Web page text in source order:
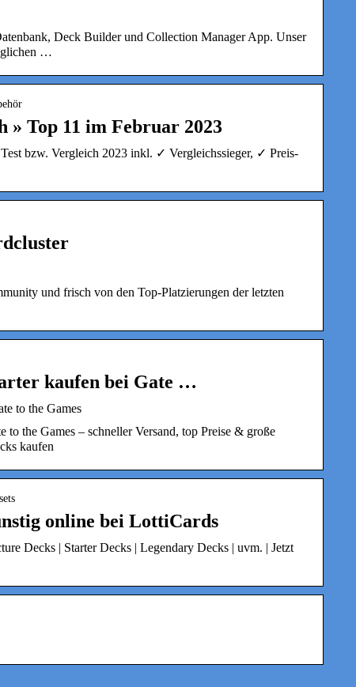
Deck Builder und Collection Manager App. Unser
…
» Top 11 im Februar 2023
bzw. Vergleich 2023 inkl. ✓ Vergleichssieger, ✓ Preis-
und frisch von den Top-Platzierungen der letzten
kaufen bei Gate …
to the Games
the Games – schneller Versand, top Preise & große
kaufen
online bei LottiCards
Decks | Starter Decks | Legendary Decks | uvm. | Jetzt